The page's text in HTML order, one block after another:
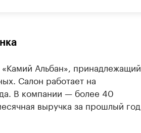
Альбан», принадлежащий
Салон работает на
В компании — более 40
выручка за прошлый год